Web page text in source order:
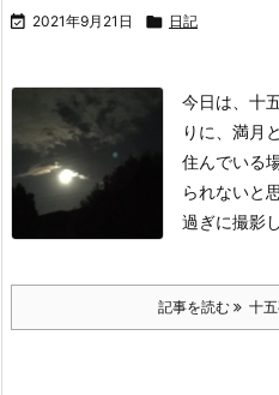
 2021年9月21日  日記
今日は、十
りに、満月
住んでいる
られないと
過ぎに撮影
記事を読む 十